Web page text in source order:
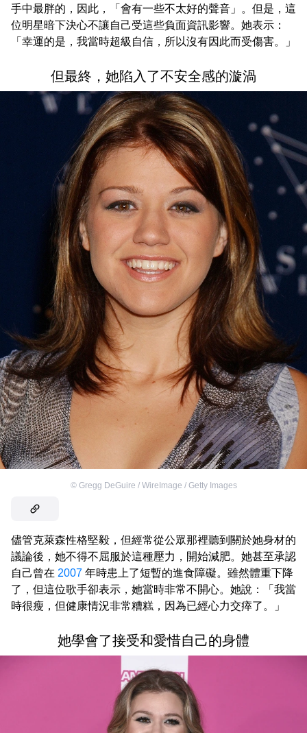
手中最胖的，因此，「會有一些不太好的聲音」。但是，這
位明星暗下決心不讓自己受這些負面資訊影響。她表示：
「幸運的是，我當時超級自信，所以沒有因此而受傷害。」
但最終，她陷入了不安全感的漩渦
© Gregg DeGuire / WireImage / Getty Images
儘管克萊森性格堅毅，但經常從公眾那裡聽到關於她身材的
議論後，她不得不屈服於這種壓力，開始減肥。她甚至承認
自己曾在 2007 年時患上了短暫的進食障礙。雖然體重下降
了，但這位歌手卻表示，她當時非常不開心。她說：「我當
時很瘦，但健康情況非常糟糕，因為已經心力交瘁了。」
她學會了接受和愛惜自己的身體